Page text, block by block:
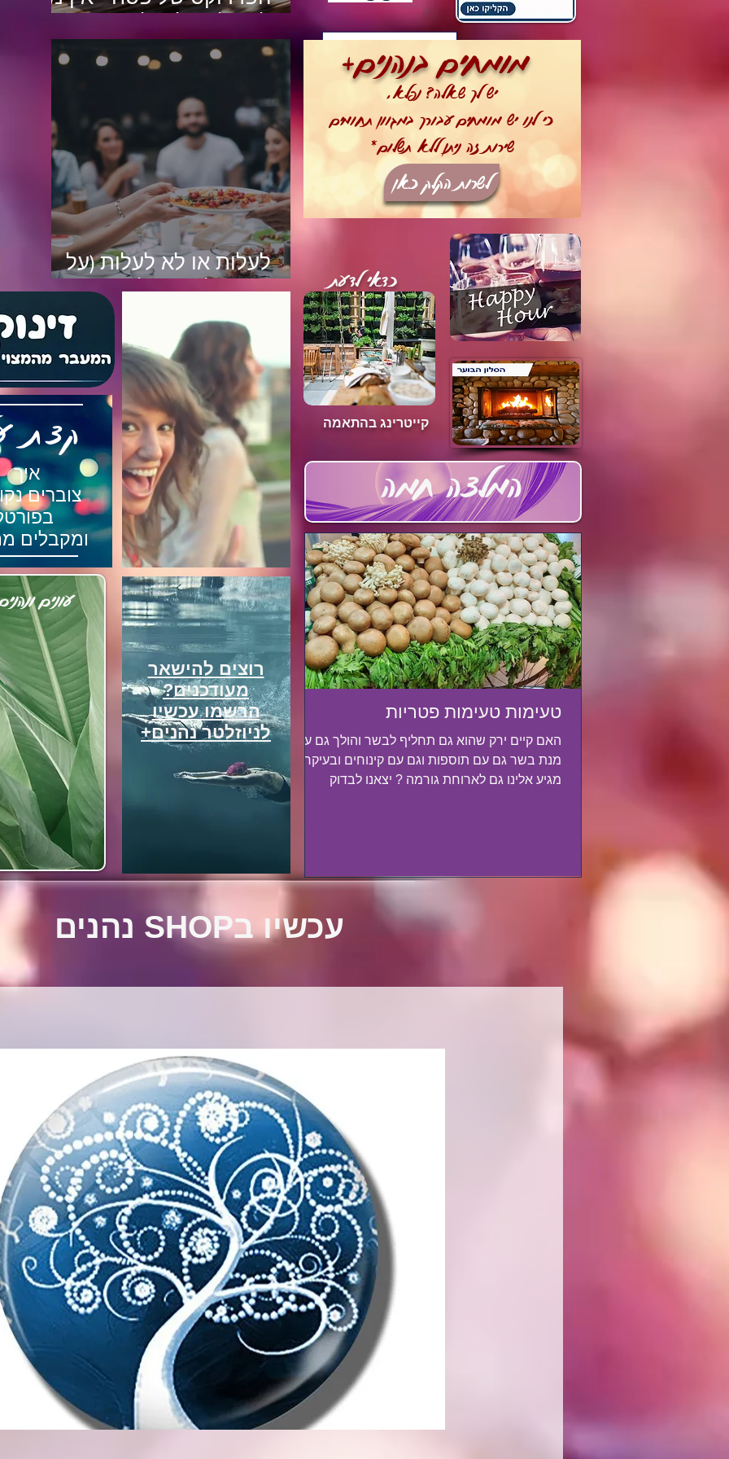
לעלות או לא לעלות (על
המשקל)? איך לעבור את
קצת
איך
צוברים
בפורטל
ומקבלים
+עונים
רוצים להישאר
מעודכנים?
הרשמו עכשיו
לניוזלטר נהנים+
מומחים בנהנים+
לשרות הקלק כאן
יש לך שאלה? נפלא,
כי לנו יש מומחים עבורך במגוון תחומים
שירות זה ניתן ללא תשלום*
כדאי לדעת
קייטרינג בהתאמה
המלצה חמה
טעימות טעימות פטריות
האם קיים ירק שהוא גם תחליף לבשר והולך גם עם
מנת בשר גם עם תוספות וגם עם קינוחים ובעיקר
מגיע אלינו גם לארוחת גורמה ? יצאנו לבדוק
עכשיו בSHOP נהנים